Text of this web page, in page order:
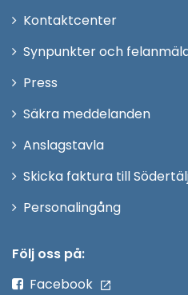
KontaktcenterÖppna
Synpunkter och
Press
fönster
Säkra meddelanden
Anslagstavla
Skicka faktura till
PersonalingångÖppna
Följ oss på:
Facebook